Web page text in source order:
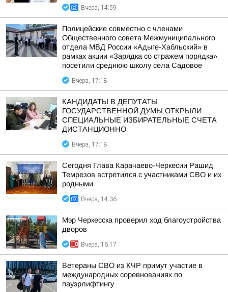
Вчера, 14:59
Полицейские совместно с членами
Общественного совета Межмуниципального
отдела МВД России «Адыге-Хабльский» в
рамках акции «Зарядка со стражем порядка»
посетили среднюю школу села Садовое
Вчера, 17:18
КАНДИДАТЫ В ДЕПУТАТЫ
ГОСУДАРСТВЕННОЙ ДУМЫ ОТКРЫЛИ
СПЕЦИАЛЬНЫЕ ИЗБИРАТЕЛЬНЫЕ СЧЕТА
ДИСТАНЦИОННО
Вчера, 17:18
Сегодня Глава Карачаево-Черкесии Рашид
Темрезов встретился с участниками СВО и их
родными
Вчера, 14:36
Мэр Черкесска проверил ход благоустройства
дворов
Вчера, 16:17
Ветераны СВО из КЧР примут участие в
международных соревнованиях по
пауэрлифтингу